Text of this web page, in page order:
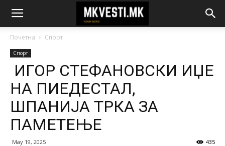
Почетна Спорт
Спорт
ИГОР СТЕФАНОВСКИ ИЏЕ
НА ПИЕДЕСТАЛ,
ШПАНИЈА ТРКА ЗА
ПАМЕТЕЊЕ
May 19, 2025 435